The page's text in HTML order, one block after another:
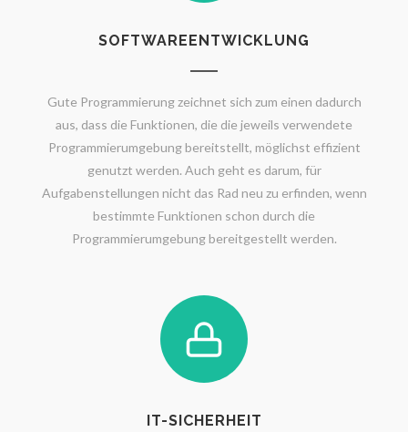
SOFTWAREENTWICKLUNG
Gute Programmierung zeichnet sich zum einen dadurch
aus, dass die Funktionen, die die jeweils verwendete
Programmierumgebung bereitstellt, möglichst effizient
genutzt werden. Auch geht es darum, für
Aufgabenstellungen nicht das Rad neu zu erfinden, wenn
bestimmte Funktionen schon durch die
Programmierumgebung bereitgestellt werden.
IT-SICHERHEIT